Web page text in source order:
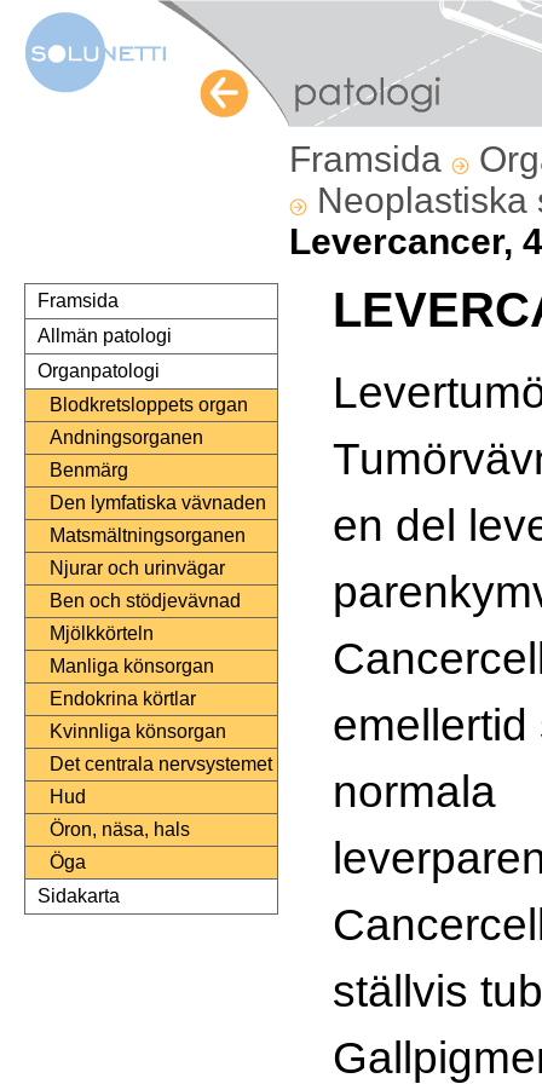
Framsida
Levercancer,
Framsida
Allmän patologi
Organpatologi
Blodkretsloppets organ
Andningsorganen
Benmärg
Den lymfatiska vävnaden
Matsmältningsorganen
Njurar och urinvägar
Ben och stödjevävnad
Mjölkkörteln
Manliga könsorgan
Endokrina körtlar
Kvinnliga könsorgan
Det centrala nervsystemet
Hud
Öron, näsa, hals
Öga
Sidakarta
en del
emellertid
normala
ställvis